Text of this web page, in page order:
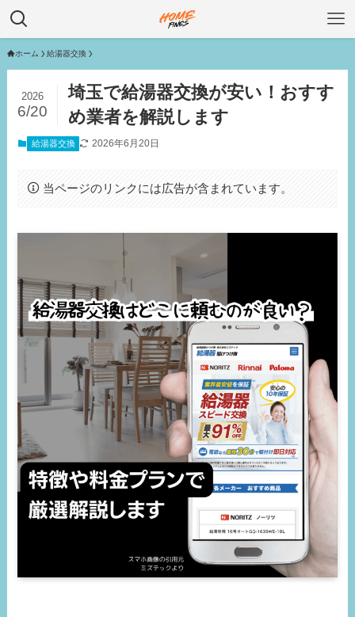
ホーム 給湯器交換
埼玉で給湯器交換が安い！おすす
め業者を解説します
2026
6/20
給湯器交換 2026年6月20日
当ページのリンクには広告が含まれています。